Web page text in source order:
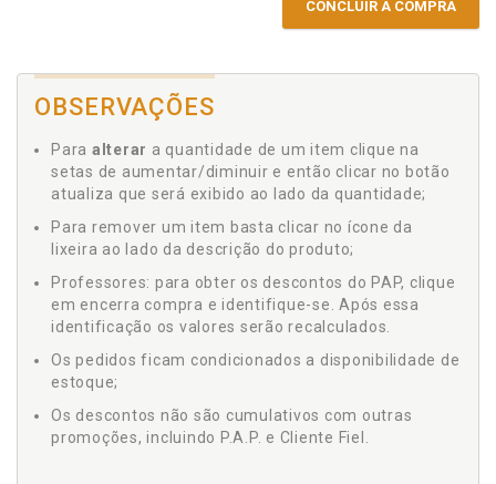
CONCLUIR A COMPRA
OBSERVAÇÕES
Para alterar a quantidade de um item clique na
setas de aumentar/diminuir e então clicar no botão
atualiza que será exibido ao lado da quantidade;
Para remover um item basta clicar no ícone da
lixeira ao lado da descrição do produto;
Professores: para obter os descontos do PAP, clique
em encerra compra e identifique-se. Após essa
identificação os valores serão recalculados.
Os pedidos ficam condicionados a disponibilidade de
estoque;
Os descontos não são cumulativos com outras
promoções, incluindo P.A.P. e Cliente Fiel.